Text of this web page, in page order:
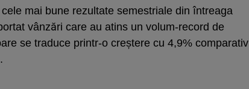
mai bune rezultate semestriale din întreaga
vânzări care au atins un volum-record de
se traduce printr-o creștere cu 4,9% comparativ